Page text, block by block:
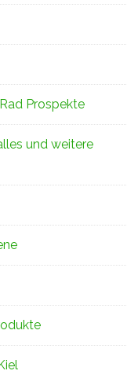
Prospekte
und weitere